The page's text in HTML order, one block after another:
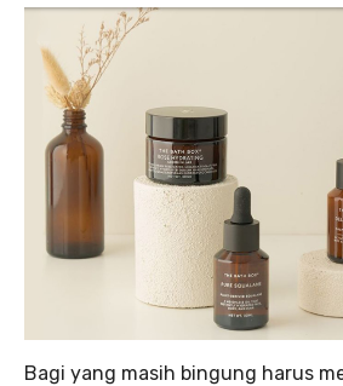
Bagi yang masih bingung harus